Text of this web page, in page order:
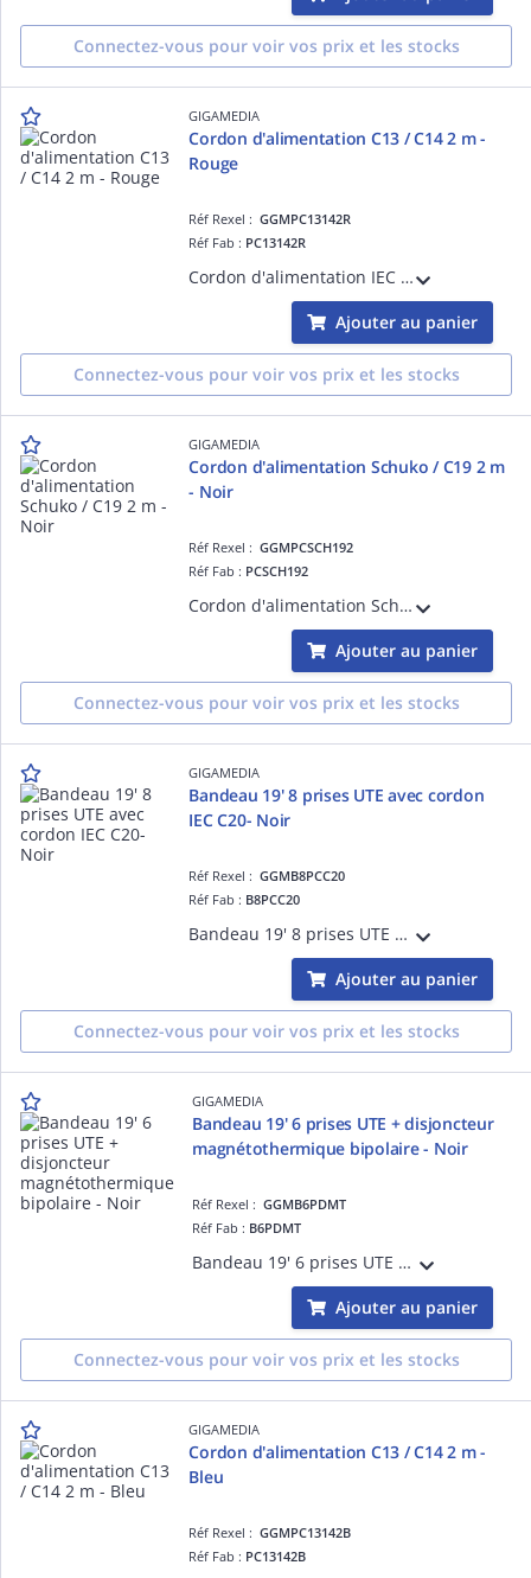
Connectez-vous pour voir vos prix et les stocks
GIGAMEDIA
Cordon d'alimentation C13 / C14 2 m -
Rouge
Réf Rexel :GGMPC13142R
Réf Fab : PC13142R
Cordon d'alimentation IEC C13 / IEC C14 (10 A / 250 V) - HO5VV-F 3G1.0 mm² - 2 mètres - Rouge
Ajouter au panier
Connectez-vous pour voir vos prix et les stocks
GIGAMEDIA
Cordon d'alimentation Schuko / C19 2 m
- Noir
Réf Rexel :GGMPCSCH192
Réf Fab : PCSCH192
Cordon d'alimentation Schuko / IEC C19 (16 A / 250 V) - HO5VV-F 3G1.5 mm² - 2 mètres - Noir
Ajouter au panier
Connectez-vous pour voir vos prix et les stocks
GIGAMEDIA
Bandeau 19' 8 prises UTE avec cordon
IEC C20- Noir
Réf Rexel :GGMB8PCC20
Réf Fab : B8PCC20
Bandeau 19' 8 prises UTE 2 pôles + terre 16 A - 250 V équipé avec un cordon d'alimentation H05VVF 2 m - 3 x 1,5 mm² avec fiche IEC C20 16 A - 250 V - Noir
Ajouter au panier
Connectez-vous pour voir vos prix et les stocks
GIGAMEDIA
Bandeau 19' 6 prises UTE + disjoncteur
magnétothermique bipolaire - Noir
Réf Rexel : GGMB6PDMT
Réf Fab : B6PDMT
Bandeau 19' 6 prises UTE 2 pôles + terre 16 A - 250 V équipé avec un disjoncteur magnétothermique bipolaire 16 A - courbe B et un cordon d'alimentation H05VVF 2 m - 3 x 1,5 mm² avec fiche Schuko 16 A - 250 V - Noir
Ajouter au panier
Connectez-vous pour voir vos prix et les stocks
GIGAMEDIA
Cordon d'alimentation C13 / C14 2 m -
Bleu
Réf Rexel :GGMPC13142B
Réf Fab : PC13142B